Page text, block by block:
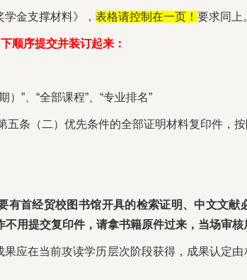
金支撑材料》， 表格请控制在一页！ 要求同上
顺序提交并装订起来：
）”、“全部课程”、“专业排名”
五条（二）优先条件的全部证明材料复印件，
有首经贸校图书馆开具的检索证明、中文文
用提交复印件，请拿书籍原件过来，当场审核
应在当前攻读学历层次阶段获得，成果认定